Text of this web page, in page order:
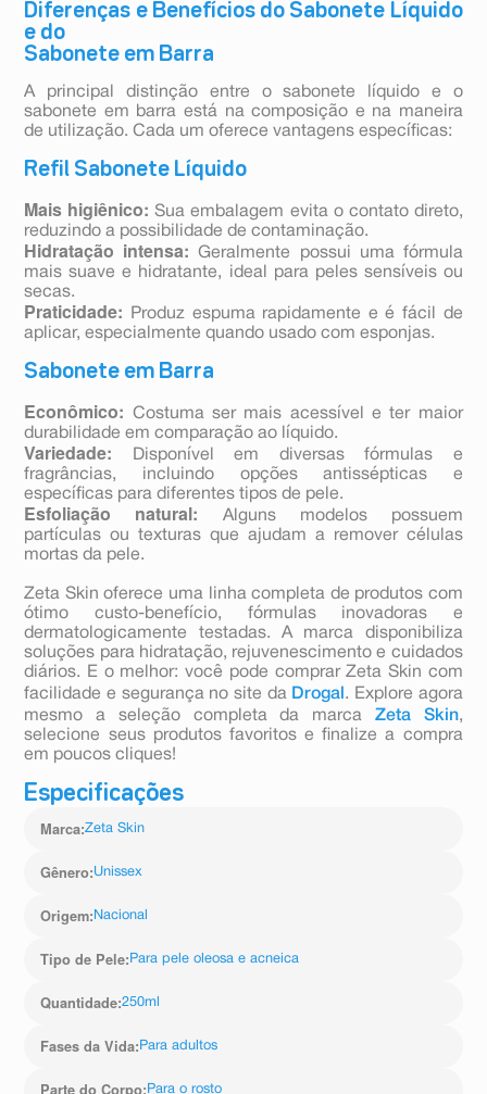
Diferenças e Benefícios do Sabonete Líquido
e do
Sabonete em Barra
A principal distinção entre o sabonete líquido e o
sabonete em barra está na composição e na maneira
de utilização. Cada um oferece vantagens específicas:
Refil Sabonete Líquido
Mais higiênico: Sua embalagem evita o contato direto,
reduzindo a possibilidade de contaminação.
Hidratação intensa:
Geralmente possui uma fórmula
mais suave e hidratante, ideal para peles sensíveis ou
secas.
Praticidade: Produz espuma rapidamente e é fácil de
aplicar, especialmente quando usado com esponjas.
Sabonete em Barra
Econômico: Costuma ser mais acessível e ter maior
durabilidade em comparação ao líquido.
Variedade: Disponível em diversas fórmulas e
fragrâncias, incluindo opções antissépticas e
específicas para diferentes tipos de pele.
Esfoliação natural:
Alguns modelos possuem
partículas ou texturas que ajudam a remover células
mortas da pele.
Zeta Skin oferece uma linha completa de produtos com
ótimo custo-benefício, fórmulas inovadoras e
dermatologicamente testadas. A marca disponibiliza
soluções para hidratação, rejuvenescimento e cuidados
diários. E o melhor: você pode comprar Zeta Skin com
facilidade e segurança no site da Drogal . Explore agora
mesmo a seleção completa da marca Zeta Skin,
selecione seus produtos favoritos e finalize a compra
em poucos cliques!
Especificações
Marca:Zeta Skin
Gênero:Unissex
Origem: Nacional
Tipo de Pele: Para pele oleosa e acneica
Quantidade:250ml
Fases da Vida: Para adultos
Parte do Corpo: Para o rosto